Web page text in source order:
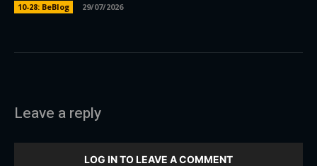
10-28: BeBlog 29/07/2026
Leave a reply
LOG IN TO LEAVE A COMMENT